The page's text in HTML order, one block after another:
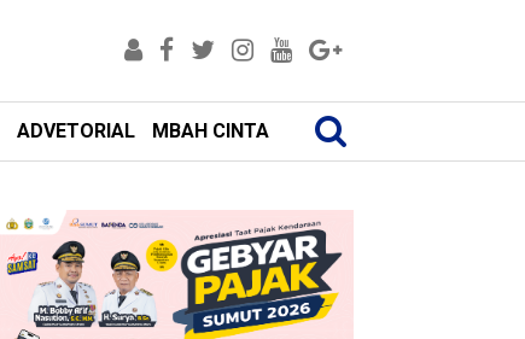
ADVETORIAL MBAH CINTA